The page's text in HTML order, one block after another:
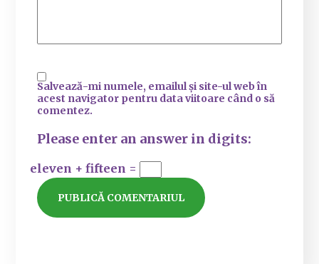
Salvează-mi numele, emailul și site-ul web în
acest navigator pentru data viitoare când o să
comentez.
Please enter an answer in digits:
eleven + fifteen =